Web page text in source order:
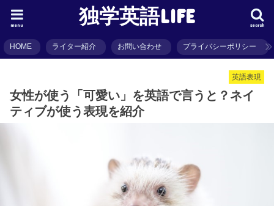
独学英語LIFE search
menu
HOME ライター紹介 お問い合わせ プライバシーポリシー
英語表現
女性が使う「可愛い」を英語で言うと？ネイ
ティブが使う表現を紹介